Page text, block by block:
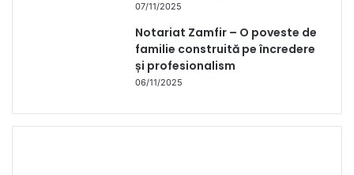
07/11/2025
Notariat Zamfir – O poveste de
familie construită pe încredere
și profesionalism
06/11/2025